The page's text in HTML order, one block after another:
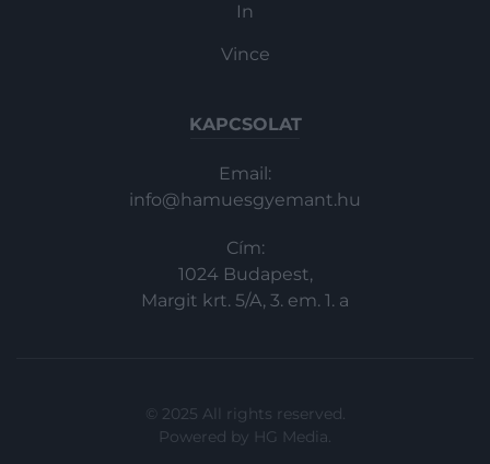
In
Vince
KAPCSOLAT
Email:
info@hamuesgyemant.hu
Cím:
1024 Budapest,
Margit krt. 5/A, 3. em. 1. a
© 2025 All rights reserved.
Powered by HG Media.